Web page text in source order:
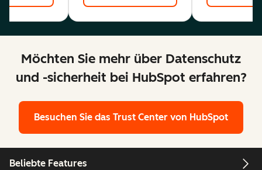
Möchten Sie mehr über Datenschutz
und -sicherheit bei HubSpot erfahren?
Besuchen Sie das Trust Center von HubSpot
Beliebte Features